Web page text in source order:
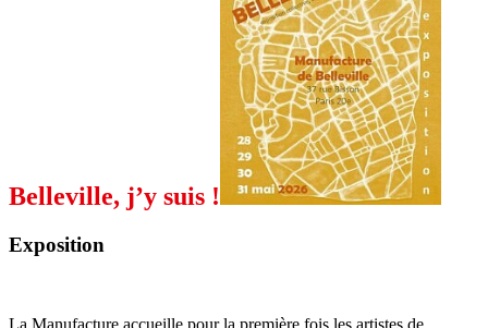
Belleville, j’y suis !
Exposition
La Manufacture accueille pour la première fois les artistes de